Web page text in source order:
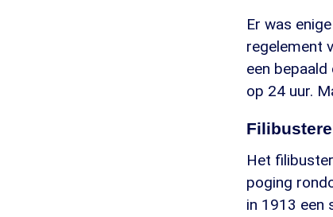
Er was
regelement
een
op 24 uur.
Het
poging
in 1913 een